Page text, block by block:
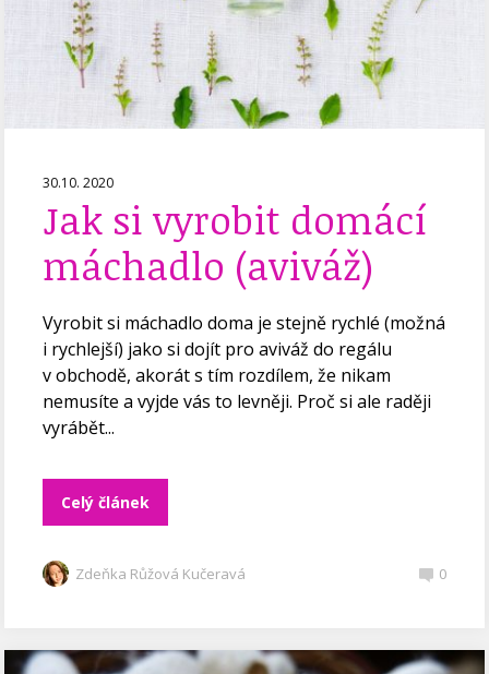
30.10. 2020
Jak si vyrobit domácí
máchadlo (aviváž)
Vyrobit si máchadlo doma je stejně rychlé (možná
i rychlejší) jako si dojít pro aviváž do regálu
v obchodě, akorát s tím rozdílem, že nikam
nemusíte a vyjde vás to levněji. Proč si ale raději
vyrábět...
Celý článek
Zdeňka Růžová Kučeravá 0